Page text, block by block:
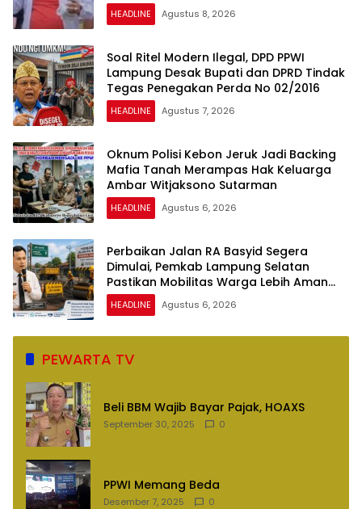
HEADLINE Agustus 8, 2026
Soal Ritel Modern Ilegal, DPD PPWI
Lampung Desak Bupati dan DPRD Tindak
Tegas Penegakan Perda No 02/2016
HEADLINE Agustus 7, 2026
Oknum Polisi Kebon Jeruk Jadi Backing
Mafia Tanah Merampas Hak Keluarga
Ambar Witjaksono Sutarman
HEADLINE Agustus 6, 2026
Perbaikan Jalan RA Basyid Segera
Dimulai, Pemkab Lampung Selatan
Pastikan Mobilitas Warga Lebih Aman
dan Nyaman
HEADLINE Agustus 6, 2026
PEWARTA TV
Beli BBM Wajib Bayar Pajak, HOAXS
September 30, 2025 0
PPWI Memang Beda
Desember 7, 2025 0